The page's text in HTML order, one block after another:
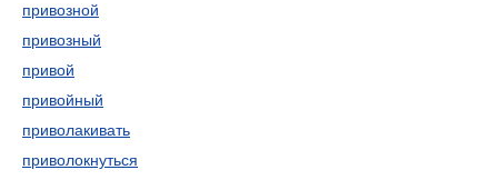
привозной
привозный
привой
привойный
приволакивать
приволокнуться